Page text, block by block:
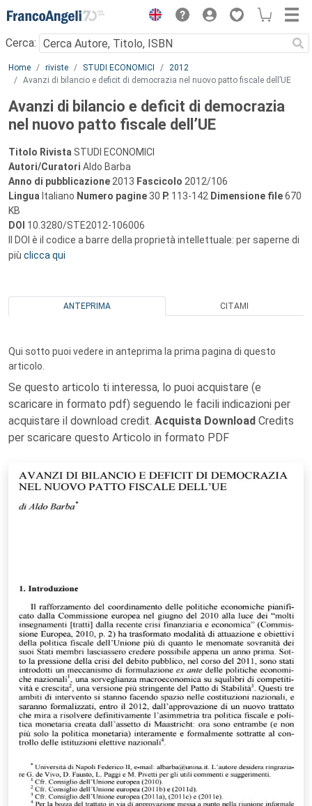
Menu
Cerca:
Main content
Home riviste STUDI ECONOMICI
2012
Avanzi di bilancio e deficit di democrazia nel nuovo patto fiscale dell’UE
Avanzi di bilancio e deficit di democrazia
nel nuovo patto fiscale dell’UE
Titolo Rivista STUDI ECONOMICI
Autori/Curatori Aldo Barba
Anno di pubblicazione 2013 Fascicolo 2012/106
Lingua Italiano Numero pagine 30 P. 113-142 Dimensione file670
KB
DOI 10.3280/STE2012-106006
Il DOI è il codice a barre della proprietà intellettuale: per saperne di
più clicca qui
ANTEPRIMA CITAMI
Qui sotto puoi vedere in anteprima la prima pagina di questo
articolo.
Se questo articolo ti interessa, lo puoi acquistare (e
scaricare in formato pdf) seguendo le facili indicazioni per
acquistare il download credit. Acquista Download Credits
per scaricare questo Articolo in formato PDF